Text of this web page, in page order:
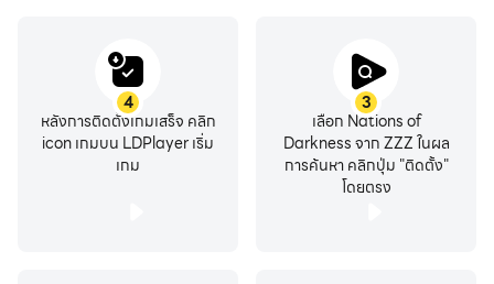
3
เลือก Nations of
Darkness จาก ZZZ ในผล
การค้นหา คลิกปุ่ม "ติดตั้ง"
โดยตรง
4
หลังการติดตั้งเกมเสร็จ คลิก
icon เกมบน LDPlayer เริ่ม
เกม